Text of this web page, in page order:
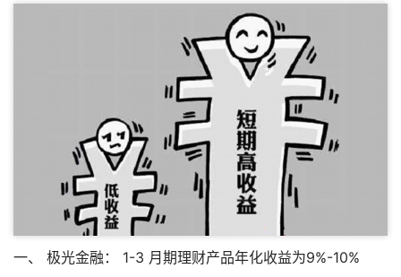
一、 极光金融： 1-3 月期理财产品年化收益为9%-10%